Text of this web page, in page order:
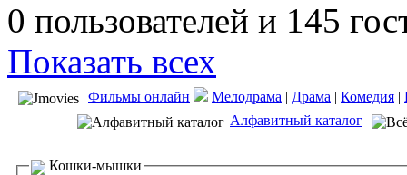
0 пользователей и 145
Показать всех
Фильмы онлайн Мелодрама | Драма | Комедия |
Алфавитный каталог
Кошки-мышки